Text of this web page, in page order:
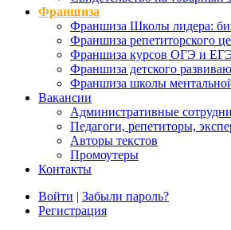
Франшиза
Франшиза Школы лидера:
Франшиза репетиторского
Франшиза курсов ОГЭ и
Франшиза детского
Франшиза школы
Вакансии
Административные
Педагоги, репетиторы,
Авторы текстов
Промоутеры
Контакты
Войти | Забыли пароль?
Регистрация